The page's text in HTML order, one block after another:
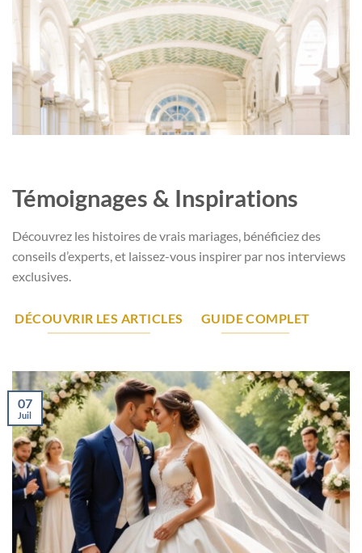
Témoignages & Inspirations
Découvrez les histoires de vrais mariages, bénéficiez des
conseils d’experts, et laissez-vous inspirer par nos interviews
exclusives.
DÉCOUVRIR LES ARTICLES GUIDE COMPLET
07
Juil